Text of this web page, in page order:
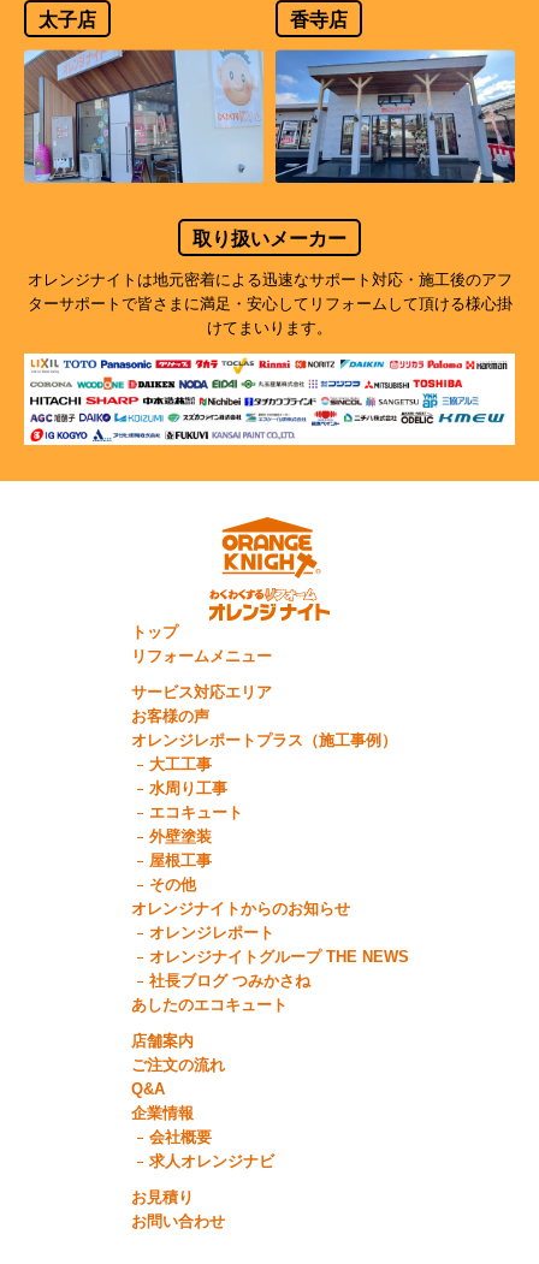
太子店 香寺店
取り扱いメーカー
オレンジナイトは地元密着による迅速なサポート対応・施工後のアフ
ターサポートで皆さまに満足・安心してリフォームして頂ける様心掛
けてまいります。
トップ
リフォームメニュー
サービス対応エリア
お客様の声
オレンジレポートプラス（施工事例）
大工工事
水周り工事
エコキュート
外壁塗装
屋根工事
その他
オレンジナイトからのお知らせ
オレンジレポート
オレンジナイトグループ THE NEWS
社長ブログ つみかさね
あしたのエコキュート
店舗案内
ご注文の流れ
Q&A
企業情報
会社概要
求人オレンジナビ
お見積り
お問い合わせ